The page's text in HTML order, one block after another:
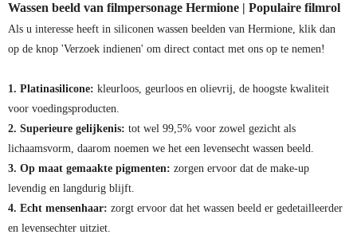
Wassen beeld van filmpersonage Hermione | Populaire filmrol
Als u interesse heeft in siliconen wassen beelden van Hermione, klik dan
op de knop 'Verzoek indienen' om direct contact met ons op te nemen!
1. Platinasilicone: kleurloos, geurloos en olievrij, de hoogste kwaliteit
voor voedingsproducten.
2. Superieure gelijkenis: tot wel 99,5% voor zowel gezicht als
lichaamsvorm, daarom noemen we het een levensecht wassen beeld.
3. Op maat gemaakte pigmenten: zorgen ervoor dat de make-up
levendig en langdurig blijft.
4. Echt mensenhaar: zorgt ervoor dat het wassen beeld er gedetailleerder
en levensechter uitziet.